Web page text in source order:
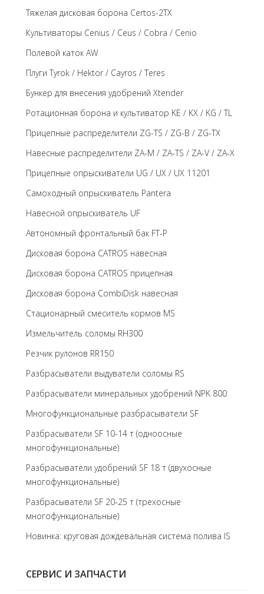
Тяжелая дисковая борона Certos-2TX
Культиваторы Cenius / Ceus / Cobra / Cenio
Полевой каток AW
Плуги Tyrok / Hektor / Cayros / Teres
Бункер для внесения удобрений Xtender
Ротационная борона и культиватор KE / KX / KG / TL
Прицепные распределители ZG-TS / ZG-B / ZG-TX
Навесные распределители ZA-M / ZA-TS / ZA-V / ZA-X
Прицепные опрыскиватели UG / UX / UX 11201
Самоходный опрыскиватель Pantera
Навесной опрыскиватель UF
Автономный фронтальный бак FT-P
Дисковая борона CATROS навесная
Дисковая борона CATROS прицепная
Дисковая борона CombiDisk навесная
Стационарный смеситель кормов MS
Измельчитель соломы RH300
Резчик рулонов RR150
Разбрасыватели выдуватели соломы RS
Разбрасыватели минеральных удобрений NPK 800
Многофункциональные разбрасыватели SF
Разбрасыватели SF 10-14 т (одноосные
многофункциональные)
Разбрасыватели удобрений SF 18 т (двухосные
многофункциональные)
Разбрасыватели SF 20-25 т (трехосные
многофункциональные)
Новинка: круговая дождевальная система полива IS
СЕРВИС И ЗАПЧАСТИ